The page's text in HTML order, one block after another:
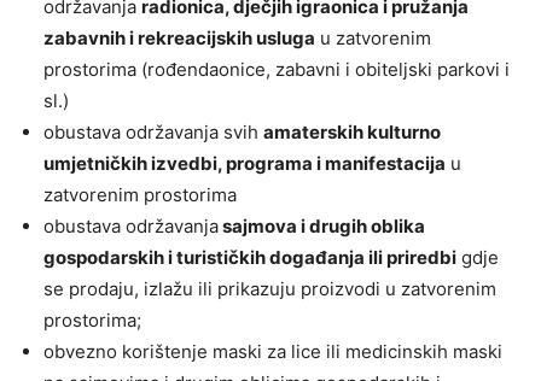
održavanja radionica, dječjih igraonica i pružanja
zabavnih i rekreacijskih usluga u zatvorenim
prostorima (rođendaonice, zabavni i obiteljski parkovi i
sl.)
obustava održavanja svih amaterskih kulturno
umjetničkih izvedbi, programa i manifestacija u
zatvorenim prostorima
obustava održavanjasajmova i drugih oblika
gospodarskih i turističkih događanja ili priredbi gdje
se prodaju, izlažu ili prikazuju proizvodi u zatvorenim
prostorima;
obvezno korištenje maski za lice ili medicinskih maski